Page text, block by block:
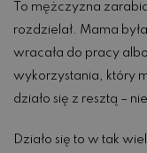
To mężczyzna
rozdzielał. Mama
wracała do pracy
wykorzystania, który
działo się z resztą –
Działo się to w tak